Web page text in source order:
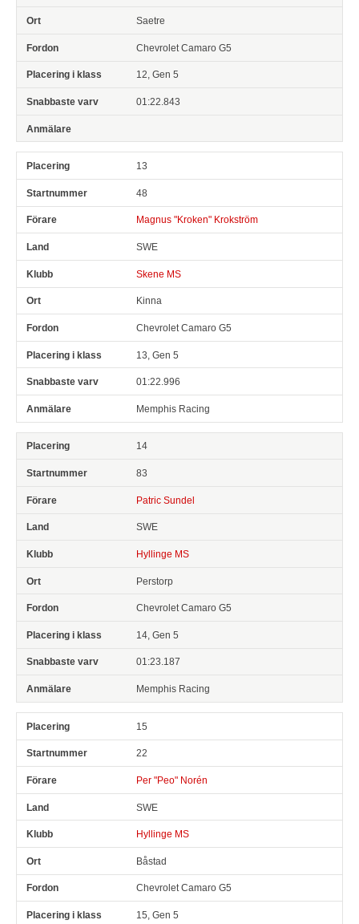
Saetre
Chevrolet Camaro G5
12, Gen 5
01:22.843
13
48
Magnus "Kroken" Krokström
SWE
Skene MS
Kinna
Chevrolet Camaro G5
13, Gen 5
01:22.996
Memphis Racing
14
83
Patric Sundel
SWE
Hyllinge MS
Perstorp
Chevrolet Camaro G5
14, Gen 5
01:23.187
Memphis Racing
15
22
Per "Peo" Norén
SWE
Hyllinge MS
Båstad
Chevrolet Camaro G5
15, Gen 5